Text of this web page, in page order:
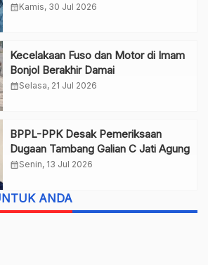
calendar_monthKamis, 30 Jul 2026
Kecelakaan Fuso dan Motor di Imam
Bonjol Berakhir Damai
calendar_monthSelasa, 21 Jul 2026
BPPL-PPK Desak Pemeriksaan
Dugaan Tambang Galian C Jati Agung
calendar_monthSenin, 13 Jul 2026
ANDA